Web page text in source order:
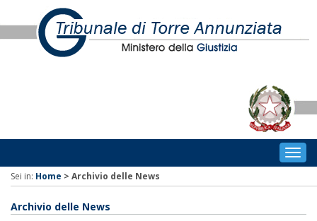
Sei in: Home > Archivio delle News
Archivio delle News